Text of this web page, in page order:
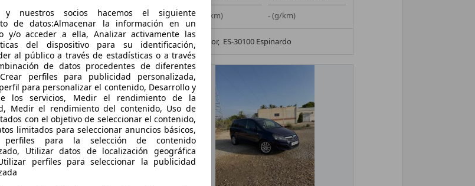
- (l/100 km)
- (g/km)
ES-03204 ELCHE
- (l/100 km)
- (g/km)
Vendedor, ES-30100 Espinardo
y nuestros socios hacemos el siguiente
de datos:Almacenar la información en un
y/o acceder a ella, Analizar activamente las
del dispositivo para su identificación,
al público a través de estadísticas o a través
de datos procedentes de diferentes
perfiles para publicidad personalizada,
para personalizar el contenido, Desarrollo y
los servicios, Medir el rendimiento de la
Medir el rendimiento del contenido, Uso de
con el objetivo de seleccionar el contenido,
limitados para seleccionar anuncios básicos,
para la selección de contenido
Utilizar datos de localización geográfica
perfiles para seleccionar la publicidad